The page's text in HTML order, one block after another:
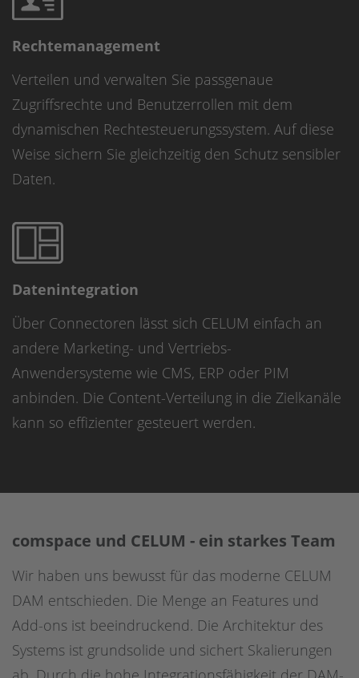
Rechtemanagement
Verteilen und verwalten Sie passgenaue
Zugriffsrechte und Benutzerrollen mit dem
dynamischen Rechtesteuerungssystem. Auf diese
Weise sichern Sie gleichzeitig den Schutz sensibler
Daten.
Datenintegration
Über Connectoren lässt sich CELUM einfach an
andere Marketing- und Vertriebs-
Anwendersysteme wie CMS, ERP oder PIM
anbinden. Die Content-Verteilung in die Zielkanäle
kann so effizienter gesteuert werden.
comspace und CELUM - ein starkes Team
Wir haben uns bewusst für das moderne CELUM
DAM entschieden. Die Menge an Features und
Add-ons ist beeindruckend. Die Architektur des
Systems ist grundsolide und sichert Skalierungen